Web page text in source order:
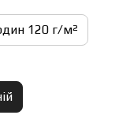
120 г/м²